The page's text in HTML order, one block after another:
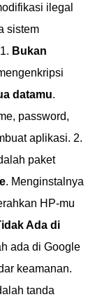
ilegal
sistem
Bukan
datamu.
password,
aplikasi. 2.
paket
. Menginstalnya
HP-mu
Ada di
ada di Google
keamanan.
tanda